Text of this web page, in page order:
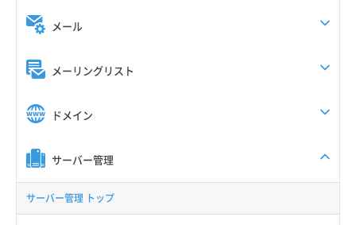
メール
メーリングリスト
ドメイン
サーバー管理
サーバー管理 トップ